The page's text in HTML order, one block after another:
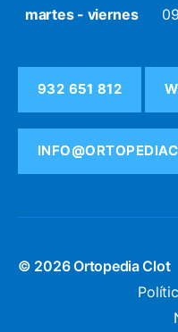
martes - viernes
932 651 812
© 2026Ortopedia Clot